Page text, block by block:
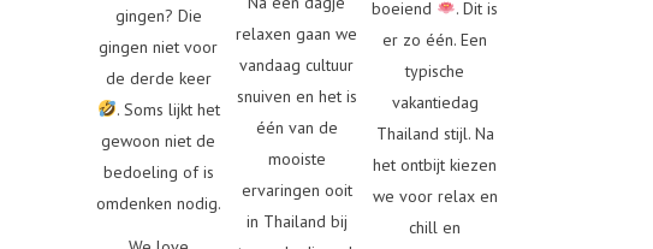
gingen? Die
gingen niet voor
de derde keer
. Soms lijkt het
gewoon niet de
bedoeling of is
omdenken nodig.
relaxen gaan we
vandaag cultuur
snuiven en het is
één van de
mooiste
ervaringen ooit
in Thailand bij
boeiend
. Dit is
er zo één. Een
typische
vakantiedag
Thailand stijl. Na
het ontbijt kiezen
we voor relax en
chill en